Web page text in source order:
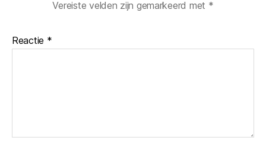
Vereiste velden zijn gemarkeerd met *
Reactie *